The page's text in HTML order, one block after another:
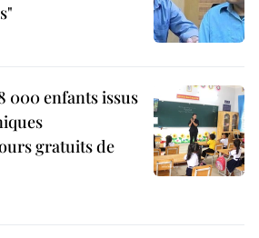
000 enfants issus
gratuits de